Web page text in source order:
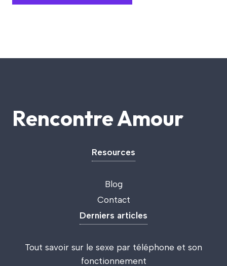
Rencontre Amour
Resources
Blog
Contact
Derniers articles
Tout savoir sur le sexe par téléphone et son
fonctionnement